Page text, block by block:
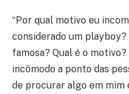
“Por qual motivo eu
considerado um
famosa? Qual é o
incômodo a ponto das
de procurar algo em